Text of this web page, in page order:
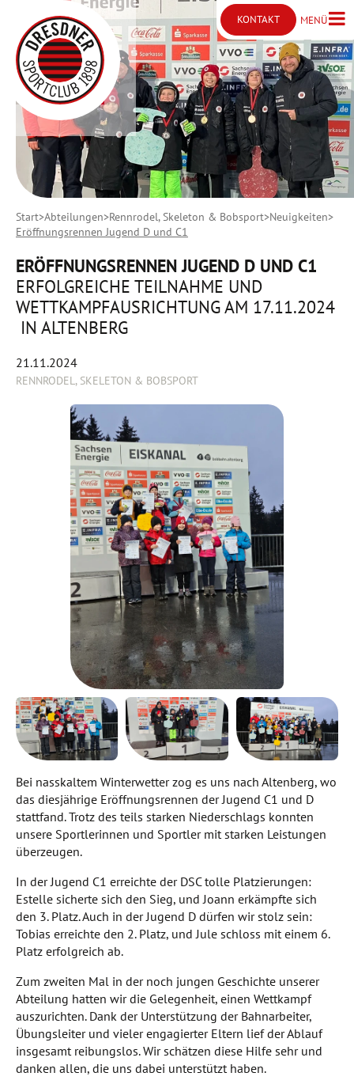
KONTAKT
Kontakt öffnen
MENÜMenü
Start Abteilungen Rennrodel, Skeleton & Bobsport Neuigkeiten
Eröffnungsrennen Jugend D und C1
ERÖFFNUNGSRENNEN JUGEND D UND C1
ERFOLGREICHE TEILNAHME UND
WETTKAMPFAUSRICHTUNG AM 17.11.2024
IN ALTENBERG
21.11.2024
RENNRODEL, SKELETON & BOBSPORT
Bei nasskaltem Winterwetter zog es uns nach Altenberg, wo
das diesjährige Eröffnungsrennen der Jugend C1 und D
stattfand. Trotz des teils starken Niederschlags konnten
unsere Sportlerinnen und Sportler mit starken Leistungen
überzeugen.
In der Jugend C1 erreichte der DSC tolle Platzierungen:
Estelle sicherte sich den Sieg, und Joann erkämpfte sich
den 3. Platz. Auch in der Jugend D dürfen wir stolz sein:
Tobias erreichte den 2. Platz, und Jule schloss mit einem 6.
Platz erfolgreich ab.
Zum zweiten Mal in der noch jungen Geschichte unserer
Abteilung hatten wir die Gelegenheit, einen Wettkampf
auszurichten. Dank der Unterstützung der Bahnarbeiter,
Übungsleiter und vieler engagierter Eltern lief der Ablauf
insgesamt reibungslos. Wir schätzen diese Hilfe sehr und
danken allen, die uns dabei unterstützt haben.